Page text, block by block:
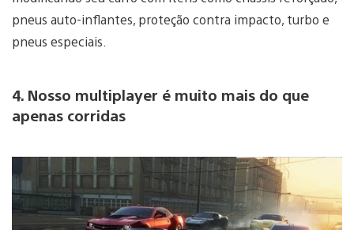
pneus auto-inflantes, proteção contra impacto, turbo e
pneus especiais.
4. Nosso multiplayer é muito mais do que
apenas corridas